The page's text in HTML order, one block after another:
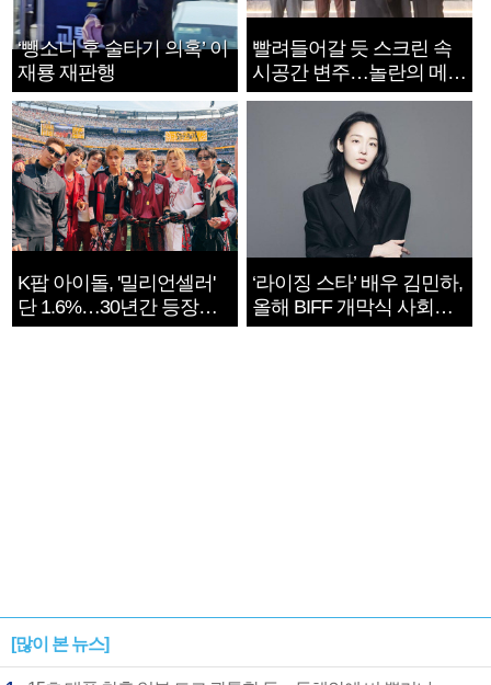
‘뺑소니 후 술타기 의혹’ 이
재룡 재판행
빨려들어갈 듯 스크린 속
시공간 변주…놀란의 메시
지는 ‘전쟁 속죄’
K팝 아이돌, '밀리언셀러'
단 1.6%…30년간 등장
1182개팀 전수조사
‘라이징 스타’ 배우 김민하,
올해 BIFF 개막식 사회자
확정
[많이 본 뉴스]